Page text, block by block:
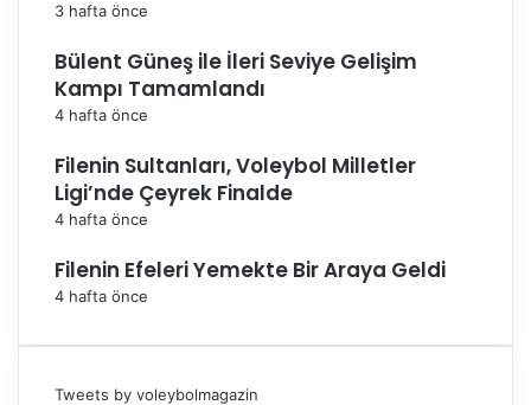
3 hafta önce
Bülent Güneş ile İleri Seviye Gelişim
Kampı Tamamlandı
4 hafta önce
Filenin Sultanları, Voleybol Milletler
Ligi’nde Çeyrek Finalde
4 hafta önce
Filenin Efeleri Yemekte Bir Araya Geldi
4 hafta önce
Tweets by voleybolmagazin